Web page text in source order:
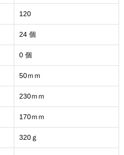
120
24 個
0 個
50ｍｍ
230ｍｍ
170ｍｍ
320ｇ